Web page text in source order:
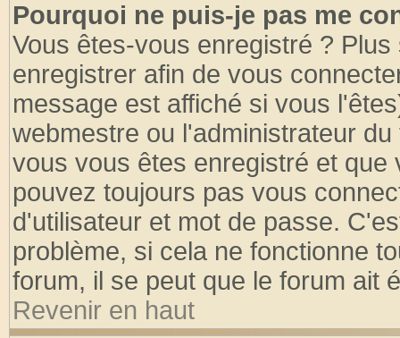
Pourquoi ne puis-je pas me
Vous êtes-vous enregistré ?
enregistrer afin de vous
message est affiché si vous
webmestre ou l'administrateur
vous vous êtes enregistré et
pouvez toujours pas vous
d'utilisateur et mot de passe.
problème, si cela ne fonctionne
forum, il se peut que le forum ait
Revenir en haut